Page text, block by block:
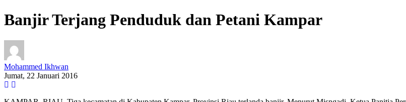
Banjir Terjang Penduduk dan Petani Kampar
Mohammed Ikhwan
Jumat, 22 Januari 2016